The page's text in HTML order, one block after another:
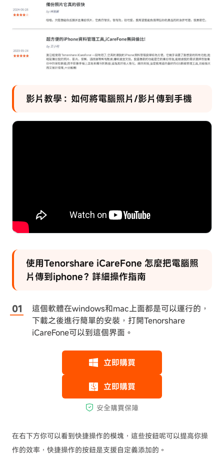
影片教學：如何將電腦照片/影片傳到手機
使用Tenorshare iCareFone 怎麼把電腦照
片傳到iphone？詳細操作指南
這個軟體在windows和mac上面都是可以運行的，
下載之後進行簡單的安裝，打開Tenorshare
iCareFone可以到這個界面。
在右下方你可以看到快捷操作的模塊，這些按鈕呢可以提高你操
作的效率，快捷操作的按鈕是支援自定義添加的。